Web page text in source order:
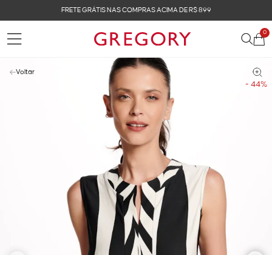
FRETE GRÁTIS NAS COMPRAS ACIMA DE R$ 899
0
- 44%
Voltar